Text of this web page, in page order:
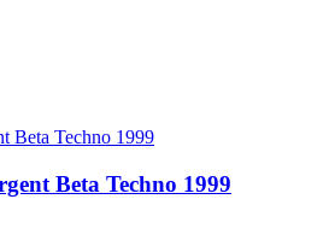
Beta Techno 1999